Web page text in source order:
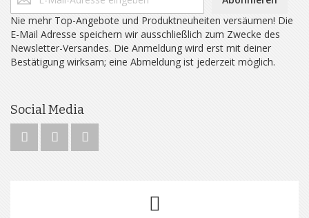
Nie mehr Top-Angebote und Produktneuheiten versäumen! Die
E-Mail Adresse speichern wir ausschließlich zum Zwecke des
Newsletter-Versandes. Die Anmeldung wird erst mit deiner
Bestätigung wirksam; eine Abmeldung ist jederzeit möglich.
Social Media